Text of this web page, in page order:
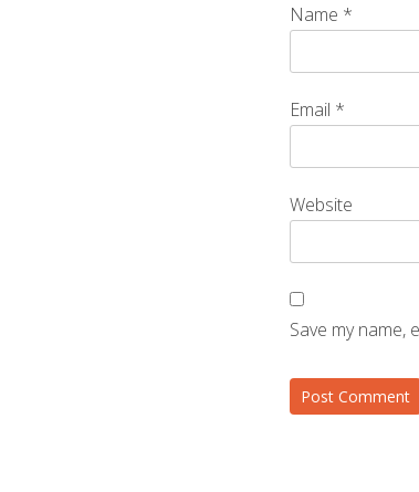
Name *
Email *
Website
Save my name,